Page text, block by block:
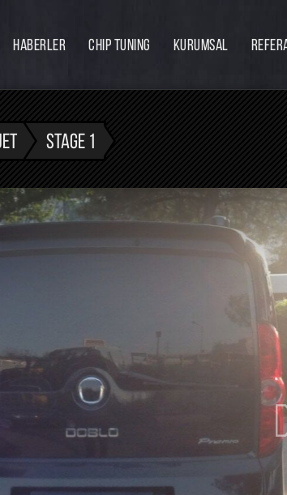
HABERLER CHIP TUNING KURUMSAL
İnsan Kaynakları
STAGE 1